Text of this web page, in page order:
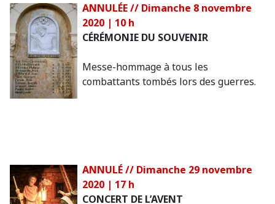
ANNULÉE // Dimanche 8 novembre
2020 | 10 h
CÉRÉMONIE DU SOUVENIR
Messe-hommage à tous les
combattants tombés lors des guerres.
ANNULÉ // Dimanche 29 novembre
2020 | 17 h
CONCERT DE L’AVENT